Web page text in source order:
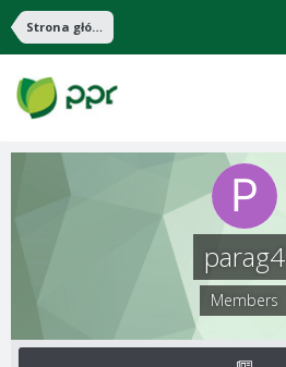
Strona główna
parag4
Members